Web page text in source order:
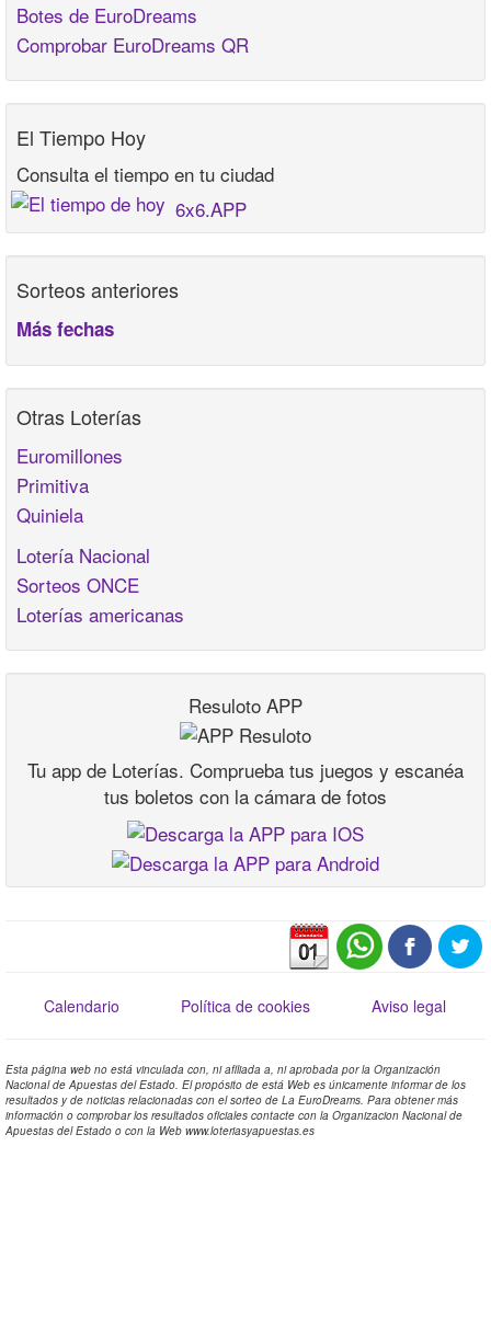
Botes de EuroDreams
Comprobar EuroDreams QR
El Tiempo Hoy
Consulta el tiempo en tu ciudad
6x6.APP
Sorteos anteriores
Más fechas
Otras Loterías
Euromillones
Primitiva
Quiniela
Lotería Nacional
Sorteos ONCE
Loterías americanas
Resuloto APP
Tu app de Loterías. Comprueba tus juegos y escanéa
tus boletos con la cámara de fotos
Calendario Política de cookies Aviso legal
Esta página web no está vinculada con, ni afiliada a, ni aprobada por la Organización
Nacional de Apuestas del Estado. El propósito de está Web es únicamente informar de los
resultados y de noticias relacionadas con el sorteo de La EuroDreams. Para obtener más
información o comprobar los resultados oficiales contacte con la Organizacion Nacional de
Apuestas del Estado o con la Web www.loteriasyapuestas.es